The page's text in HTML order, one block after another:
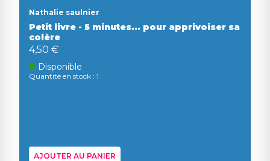
Nathalie saulnier
Petit livre - 5 minutes... pour apprivoiser sa
colère
4,50 €
Disponible
Quantité en stock : 1
AJOUTER AU PANIER